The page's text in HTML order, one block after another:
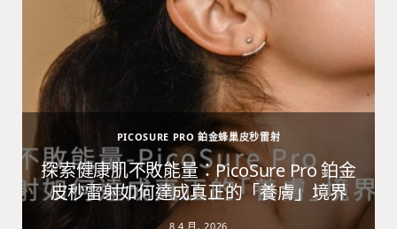
PICOSURE PRO 鉑金蜂巢皮秒雷射
探索健康肌不敗能量：PicoSure Pro 鉑金
皮秒雷射如何達成真正的「養膚」境界
8 4 月, 2026